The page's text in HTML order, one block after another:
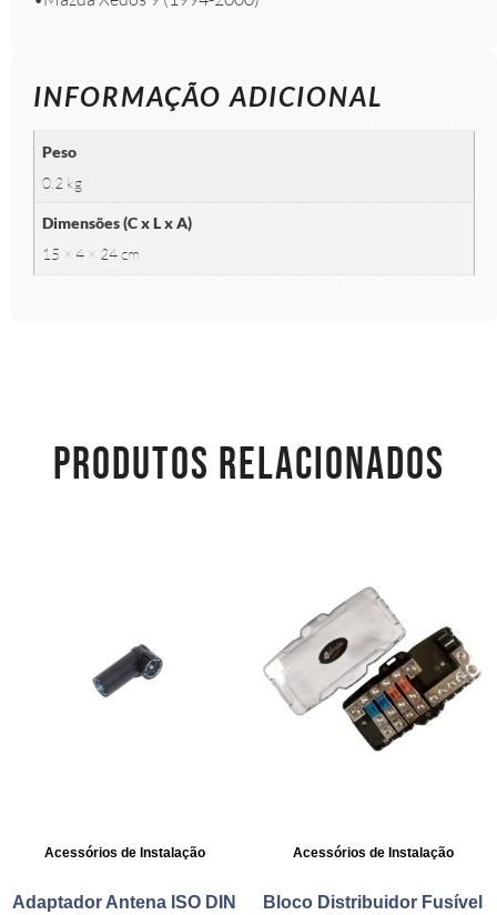
INFORMAÇÃO ADICIONAL
Peso
0.2 kg
Dimensões (C x L x A)
15 × 4 × 24 cm
PRODUTOS RELACIONADOS
Acessórios de Instalação
Adaptador Antena ISO DIN
Acessórios de Instalação
Bloco Distribuidor Fusível